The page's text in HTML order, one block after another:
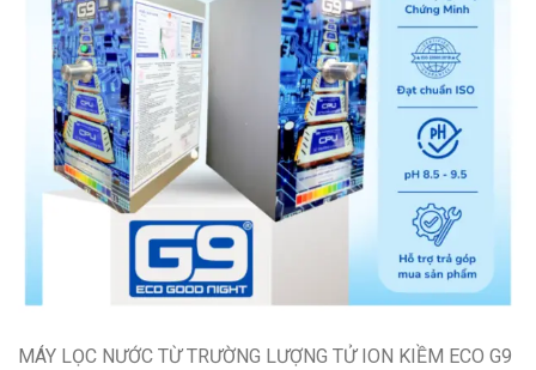
MÁY LỌC NƯỚC TỪ TRƯỜNG LƯỢNG TỬ ION KIỀM ECO G9